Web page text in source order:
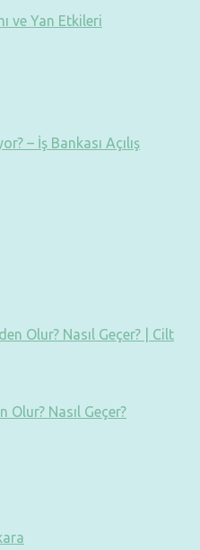
ve Yan Etkileri
– İş Bankası Açılış
Olur? Nasıl Geçer?